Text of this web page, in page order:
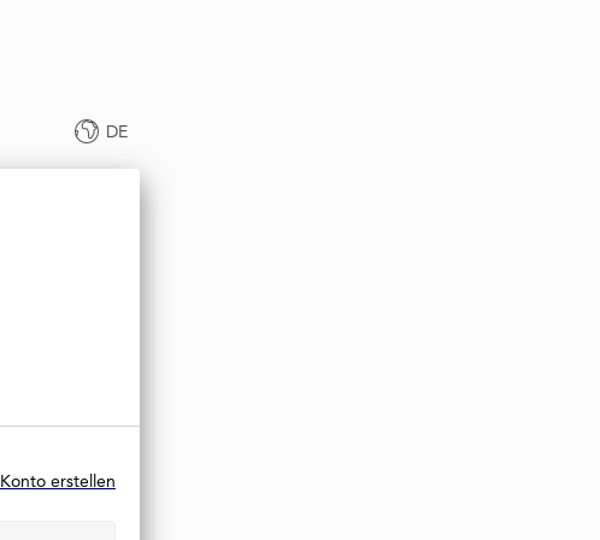
DE
Konto erstellen